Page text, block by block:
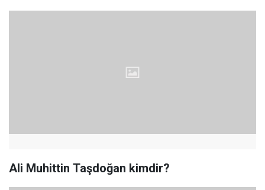
Ali Muhittin Taşdoğan kimdir?